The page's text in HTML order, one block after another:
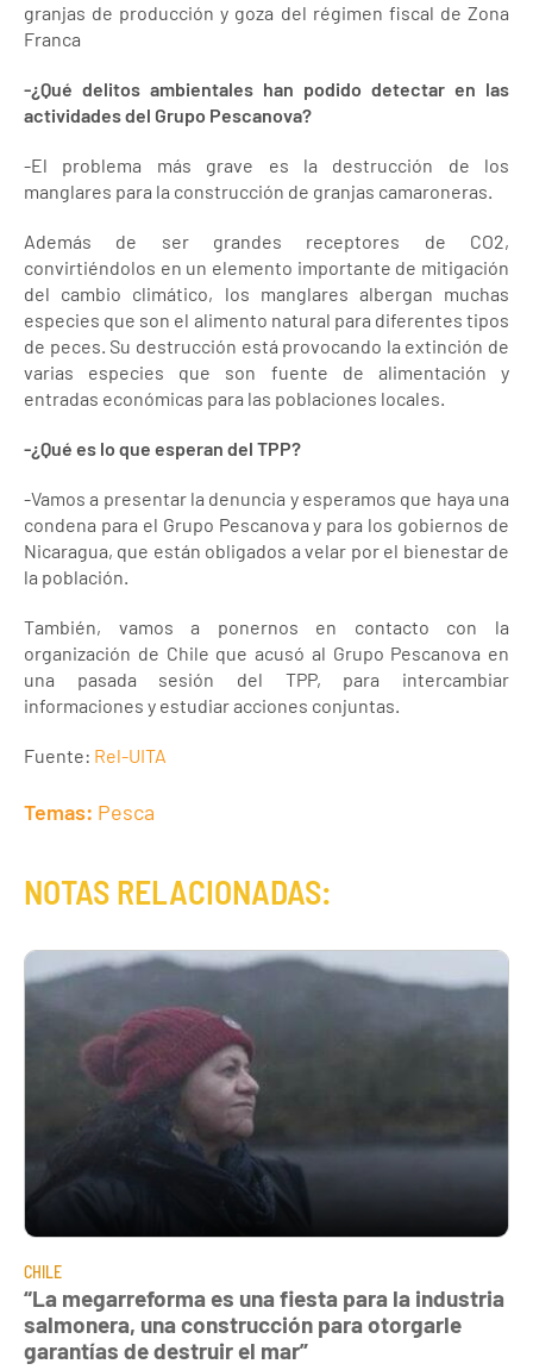
granjas de producción y goza del régimen fiscal de Zona
Franca
-¿Qué delitos ambientales han podido detectar en las
actividades del Grupo Pescanova?
-El problema más grave es la destrucción de los
manglares para la construcción de granjas camaroneras.
Además de ser grandes receptores de CO2,
convirtiéndolos en un elemento importante de mitigación
del cambio climático, los manglares albergan muchas
especies que son el alimento natural para diferentes tipos
de peces. Su destrucción está provocando la extinción de
varias especies que son fuente de alimentación y
entradas económicas para las poblaciones locales.
-¿Qué es lo que esperan del TPP?
-Vamos a presentar la denuncia y esperamos que haya una
condena para el Grupo Pescanova y para los gobiernos de
Nicaragua, que están obligados a velar por el bienestar de
la población.
También, vamos a ponernos en contacto con la
organización de Chile que acusó al Grupo Pescanova en
una pasada sesión del TPP, para intercambiar
informaciones y estudiar acciones conjuntas.
Fuente: Rel-UITA
Temas: Pesca
NOTAS RELACIONADAS:
CHILE
“La megarreforma es una fiesta para la industria
salmonera, una construcción para otorgarle
garantías de destruir el mar”